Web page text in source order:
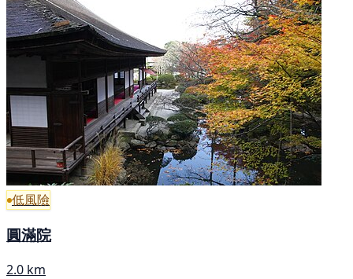
低風險
圓滿院
2.0 km